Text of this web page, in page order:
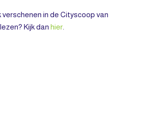
verschenen in de Cityscoop van
Kijk dan hier.